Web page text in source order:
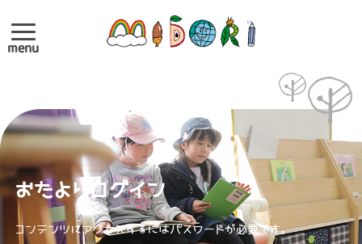
menu
おたよりログイン
コンテンツにアクセスするにはパスワードが必要です。